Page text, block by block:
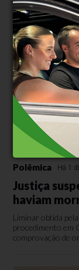
Polêmica Há 1
Justiça
haviam
Liminar obtida
procedimento em
comprovação de